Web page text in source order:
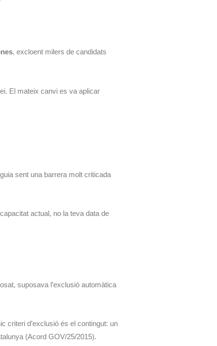
, excloent milers de candidats
El mateix canvi es va aplicar
sent una barrera molt criticada
actual, no la teva data de
suposava l’exclusió automàtica
criteri d’exclusió és el contingut: un
(Acord GOV/25/2015).